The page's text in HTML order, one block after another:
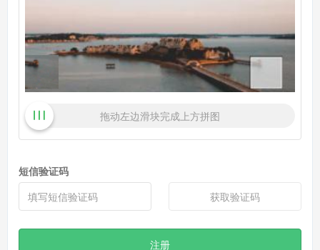
拖动左边滑块完成上方拼图
短信验证码
获取验证码
注册